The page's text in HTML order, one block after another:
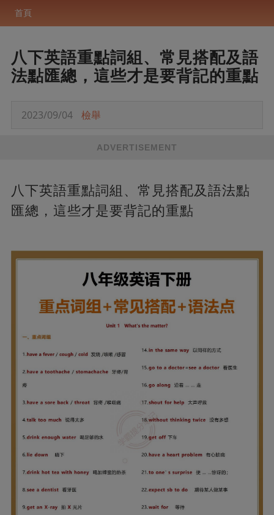
首頁
八下英語重點詞組、常見搭配及語
法點匯總，這些才是要背記的重點
2023/09/04 檢舉
ADVERTISEMENT
八下英語重點詞組、常見搭配及語法點
匯總，這些才是要背記的重點